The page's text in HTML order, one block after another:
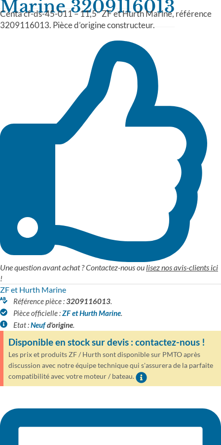
Marine 3209116013
Centa cf-ds-45-011 – 11,5″ ZF et Hurth Marine, référence
3209116013. Pièce d’origine constructeur.
Une question avant achat ? Contactez-nous ou lisez nos avis-clients ici
!
ZF et Hurth Marine
Référence pièce :3209116013.
Pièce officielle :ZF et Hurth Marine.
Etat :Neufd'origine.
Disponible en stock sur devis : contactez-nous !
Les prix et produits ZF / Hurth sont disponible sur PMTO après
discussion avec notre équipe technique qui s'assurera de la parfaite
compatibilité avec votre moteur / bateau.